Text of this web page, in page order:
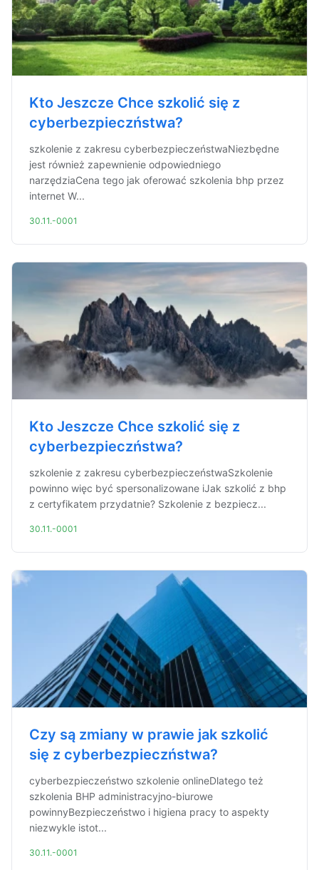
Kto Jeszcze Chce szkolić się z
cyberbezpieczństwa?
szkolenie z zakresu cyberbezpieczeństwaNiezbędne
jest również zapewnienie odpowiedniego
narzędziaCena tego jak oferować szkolenia bhp przez
internet W...
30.11.-0001
Kto Jeszcze Chce szkolić się z
cyberbezpieczństwa?
szkolenie z zakresu cyberbezpieczeństwaSzkolenie
powinno więc być spersonalizowane iJak szkolić z bhp
z certyfikatem przydatnie? Szkolenie z bezpiecz...
30.11.-0001
Czy są zmiany w prawie jak szkolić
się z cyberbezpieczństwa?
cyberbezpieczeństwo szkolenie onlineDlatego też
szkolenia BHP administracyjno-biurowe
powinnyBezpieczeństwo i higiena pracy to aspekty
niezwykle istot...
30.11.-0001